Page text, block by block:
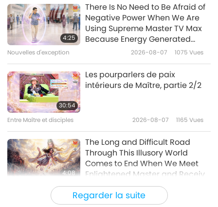
30:21
Rich Morning Meal (Part 1 of 2) :
Vegan Sausage Rolls, Vegan
Omelette, Fried Tomatoes &
Mushrooms, Homemade Citrus
& Pear Marmalade
36:56
Baked Apples and Savory
Regarder la suite
4:25
There Is No Need to Be Afraid of
Negative Power When We Are
Using Supreme Master TV Max
Because Energy Generated
from It Is Far More Powerful than
Nouvelles d'exception 2026-08-07 1075 Vues
30:54
Les pourparlers de paix
intérieurs de Maître, partie 2/2
Entre Maître et disciples 2026-08-07 1165 Vues
4:08
The Long and Difficult Road
Through This Illusory World
Comes to End When We Meet
Enlightened Master and Receive
Initiation
Nouvelles d'exception 2026-08-06